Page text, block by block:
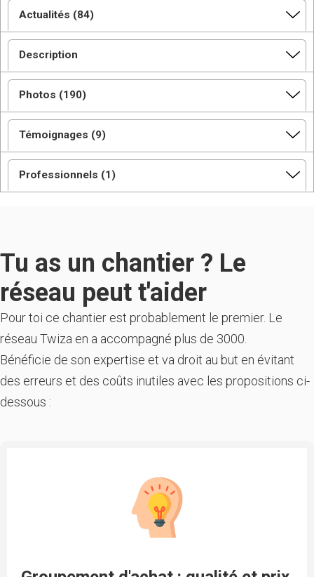
Actualités (84)
Description
Photos (190)
Témoignages (9)
Professionnels (1)
Tu as un chantier ? Le
réseau peut t'aider
Pour toi ce chantier est probablement le premier. Le
réseau Twiza en a accompagné plus de 3000.
Bénéficie de son expertise et va droit au but en évitant
des erreurs et des coûts inutiles avec les propositions ci-
dessous :